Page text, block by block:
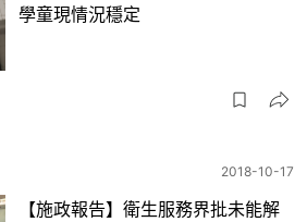
學童現情況穩定
2018-10-17
【施政報告】衛生服務界批未能解